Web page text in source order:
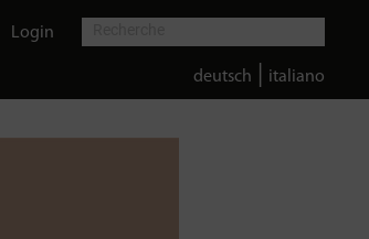
Login
deutsch italiano